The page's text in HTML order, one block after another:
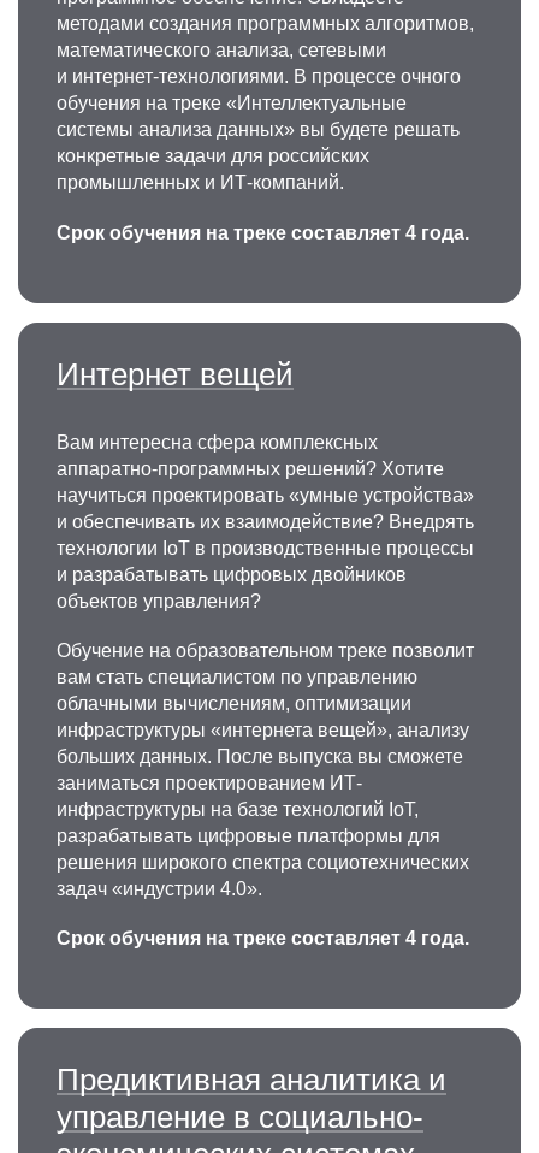
методами создания программных алгоритмов,
математического анализа, сетевыми
и интернет-технологиями. В процессе очного
обучения на треке «Интеллектуальные
системы анализа данных» вы будете решать
конкретные задачи для российских
промышленных и ИТ-компаний.
Срок обучения на треке составляет 4 года.
Интернет вещей
Вам интересна сфера комплексных
аппаратно-программных решений? Хотите
научиться проектировать «умные устройства»
и обеспечивать их взаимодействие? Внедрять
технологии IoT в производственные процессы
и разрабатывать цифровых двойников
объектов управления?
Обучение на образовательном треке позволит
вам стать специалистом по управлению
облачными вычислениям, оптимизации
инфраструктуры «интернета вещей», анализу
больших данных. После выпуска вы сможете
заниматься проектированием ИТ-
инфраструктуры на базе технологий IoT,
разрабатывать цифровые платформы для
решения широкого спектра социотехнических
задач «индустрии 4.0».
Срок обучения на треке составляет 4 года.
Предиктивная аналитика и
управление в социально-